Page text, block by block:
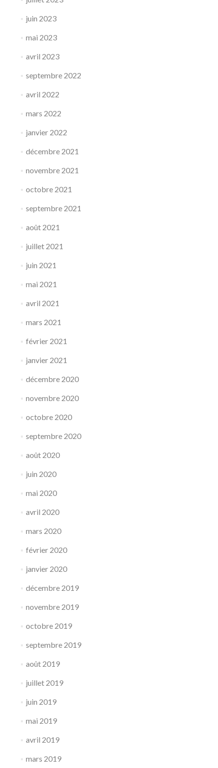
juin 2023
mai 2023
avril 2023
septembre 2022
avril 2022
mars 2022
janvier 2022
décembre 2021
novembre 2021
octobre 2021
septembre 2021
août 2021
juillet 2021
juin 2021
mai 2021
avril 2021
mars 2021
février 2021
janvier 2021
décembre 2020
novembre 2020
octobre 2020
septembre 2020
août 2020
juin 2020
mai 2020
avril 2020
mars 2020
février 2020
janvier 2020
décembre 2019
novembre 2019
octobre 2019
septembre 2019
août 2019
juillet 2019
juin 2019
mai 2019
avril 2019
mars 2019